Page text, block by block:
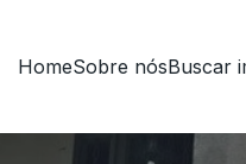
HomeSobre nósBuscar